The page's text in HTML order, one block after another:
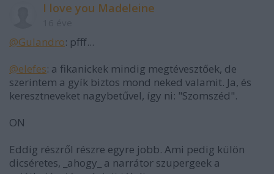
I love you Madeleine
@Gulandro: pfff...
@elefes: a fikanickek mindig megtévesztőek, de
szerintem a gyík biztos mond neked valamit. Ja, és
keresztneveket nagybetűvel, így ni: "Szomszéd".
ON
Eddig részről részre egyre jobb. Ami pedig külön
dicséretes, _ahogy_ a narrátor szupergeek a